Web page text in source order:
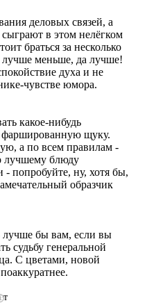
деловых связей, а
в этом нелёгком
браться за несколько
меньше, да лучше!
духа и не
чувстве юмора.
какое-нибудь
щуку.
а по всем правилам -
лучшему блюду
попробуйте, ну, хотя бы,
образчик
лучше бы вам, если вы
судьбу генеральной
С цветами, новой